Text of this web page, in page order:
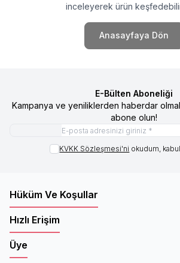
inceleyerek ürün
Anasayfaya Dön
E-Bülten Aboneliği
Kampanya ve yeniliklerden haberdar
abone olun!
KVKK Sözleşmesi'ni okudum,
Hüküm Ve Koşullar
Hızlı Erişim
Üye